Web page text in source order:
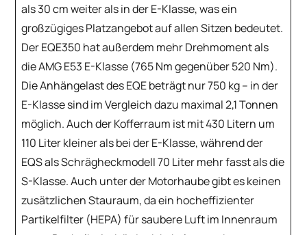
als 30 cm weiter als in der E-Klasse, was ein
großzügiges Platzangebot auf allen Sitzen bedeutet.
Der EQE350 hat außerdem mehr Drehmoment als
die AMG E53 E-Klasse (765 Nm gegenüber 520 Nm).
Die Anhängelast des EQE beträgt nur 750 kg – in der
E-Klasse sind im Vergleich dazu maximal 2,1 Tonnen
möglich. Auch der Kofferraum ist mit 430 Litern um
110 Liter kleiner als bei der E-Klasse, während der
EQS als Schrägheckmodell 70 Liter mehr fasst als die
S-Klasse. Auch unter der Motorhaube gibt es keinen
zusätzlichen Stauraum, da ein hocheffizienter
Partikelfilter (HEPA) für saubere Luft im Innenraum